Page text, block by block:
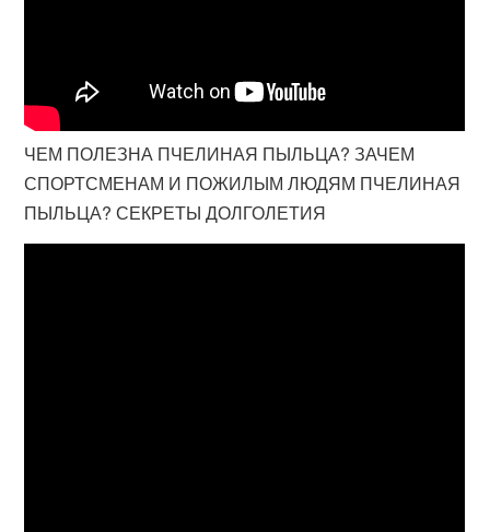
ЧЕМ ПОЛЕЗНА ПЧЕЛИНАЯ ПЫЛЬЦА? ЗАЧЕМ
СПОРТСМЕНАМ И ПОЖИЛЫМ ЛЮДЯМ ПЧЕЛИНАЯ
ПЫЛЬЦА? СЕКРЕТЫ ДОЛГОЛЕТИЯ